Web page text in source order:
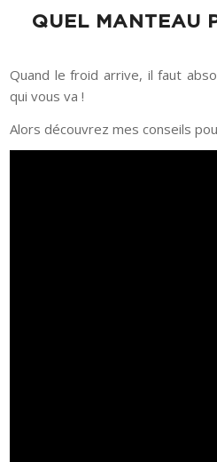
QUEL MANTEAU
Quand le froid arrive, il faut
qui vous va !
Alors découvrez mes conseils